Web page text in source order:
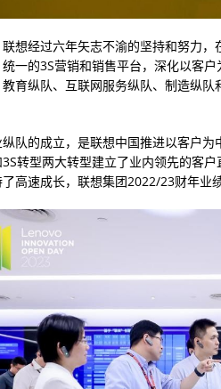
想经过六年矢志不渝的坚持和努力
统一的3S营销和销售平台，深化以客
育纵队、互联网服务纵队、制造纵
队的成立，是联想中国推进以客户
转型两大转型建立了业内领先的客
高速成长，联想集团2022/23财年业